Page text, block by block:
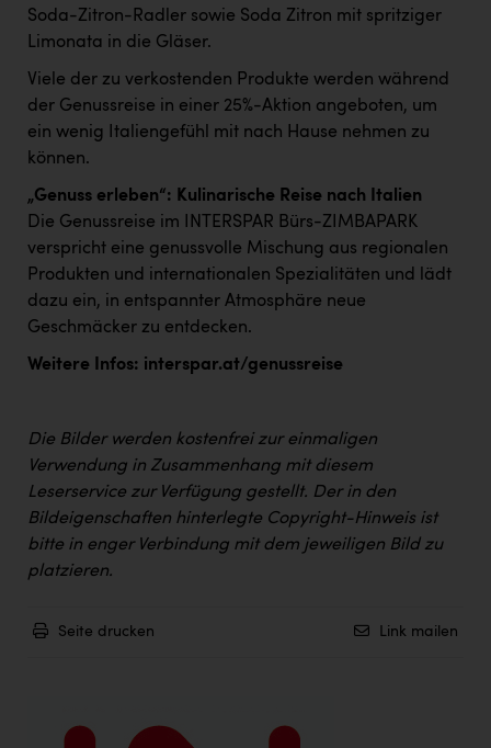
Wir besiegen Krebs
ZGONC
ZULuft - Zukunft Luft Austria
Österreichisches Hebammengremium
Wirtschaftskammer OÖ Energiehandel
Dopgas
Soda-Zitron-Radler sowie Soda Zitron mit spritziger
Limonata in die Gläser.
Viele der zu verkostenden Produkte werden während
der Genussreise in einer 25%-Aktion angeboten, um
ein wenig Italiengefühl mit nach Hause nehmen zu
können.
„Genuss erleben“: Kulinarische Reise nach Italien
Die Genussreise im INTERSPAR Bürs-ZIMBAPARK
verspricht eine genussvolle Mischung aus regionalen
Produkten und internationalen Spezialitäten und lädt
dazu ein, in entspannter Atmosphäre neue
Geschmäcker zu entdecken.
Weitere Infos: interspar.at/genussreise
Die Bilder werden kostenfrei zur einmaligen
Verwendung in Zusammenhang mit diesem
Leserservice zur Verfügung gestellt. Der in den
Bildeigenschaften hinterlegte Copyright-Hinweis ist
bitte in enger Verbindung mit dem jeweiligen Bild zu
platzieren.
Seite drucken Link mailen